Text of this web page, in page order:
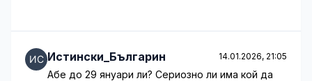
Истински_Българин 14.01.2026, 21:05
Абе до 29 януари ли? Сериозно ли има кой да